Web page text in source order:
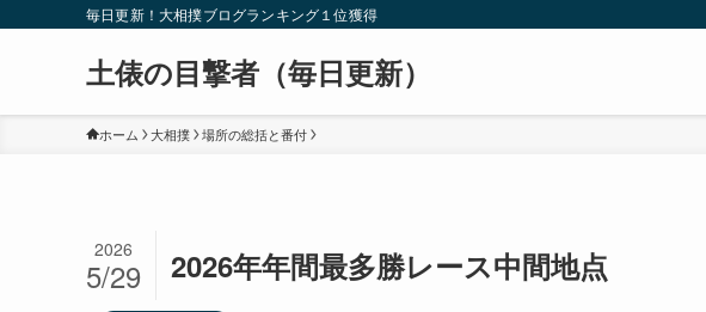
毎日更新！大相撲ブログランキング１位獲得
土俵の目撃者（毎日更新）
ホーム 大相撲 場所の総括と番付
2026年年間最多勝レース中間地点
2026
5/29